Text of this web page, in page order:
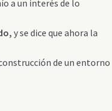
a un interés de lo
y se dice que ahora la
de un entorno